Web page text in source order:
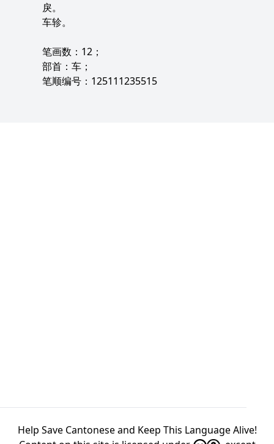
戾。
车轸。
笔画数：12；
部首：车；
笔顺编号：125111235515
Help Save Cantonese and Keep This Language Alive!